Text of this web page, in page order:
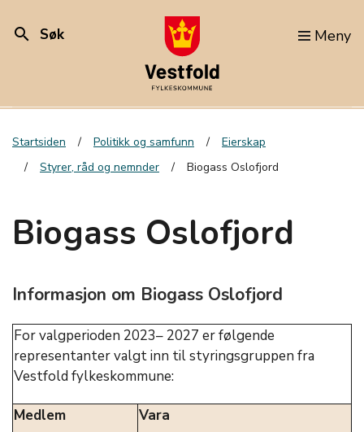
search Søk Meny
Startsiden Politikk og samfunn
Eierskap
Styrer, råd og nemnder
Biogass Oslofjord
Biogass Oslofjord
Informasjon om Biogass Oslofjord
For valgperioden 2023– 2027 er følgende
representanter valgt inn til styringsgruppen fra
Vestfold fylkeskommune:
Medlem Vara